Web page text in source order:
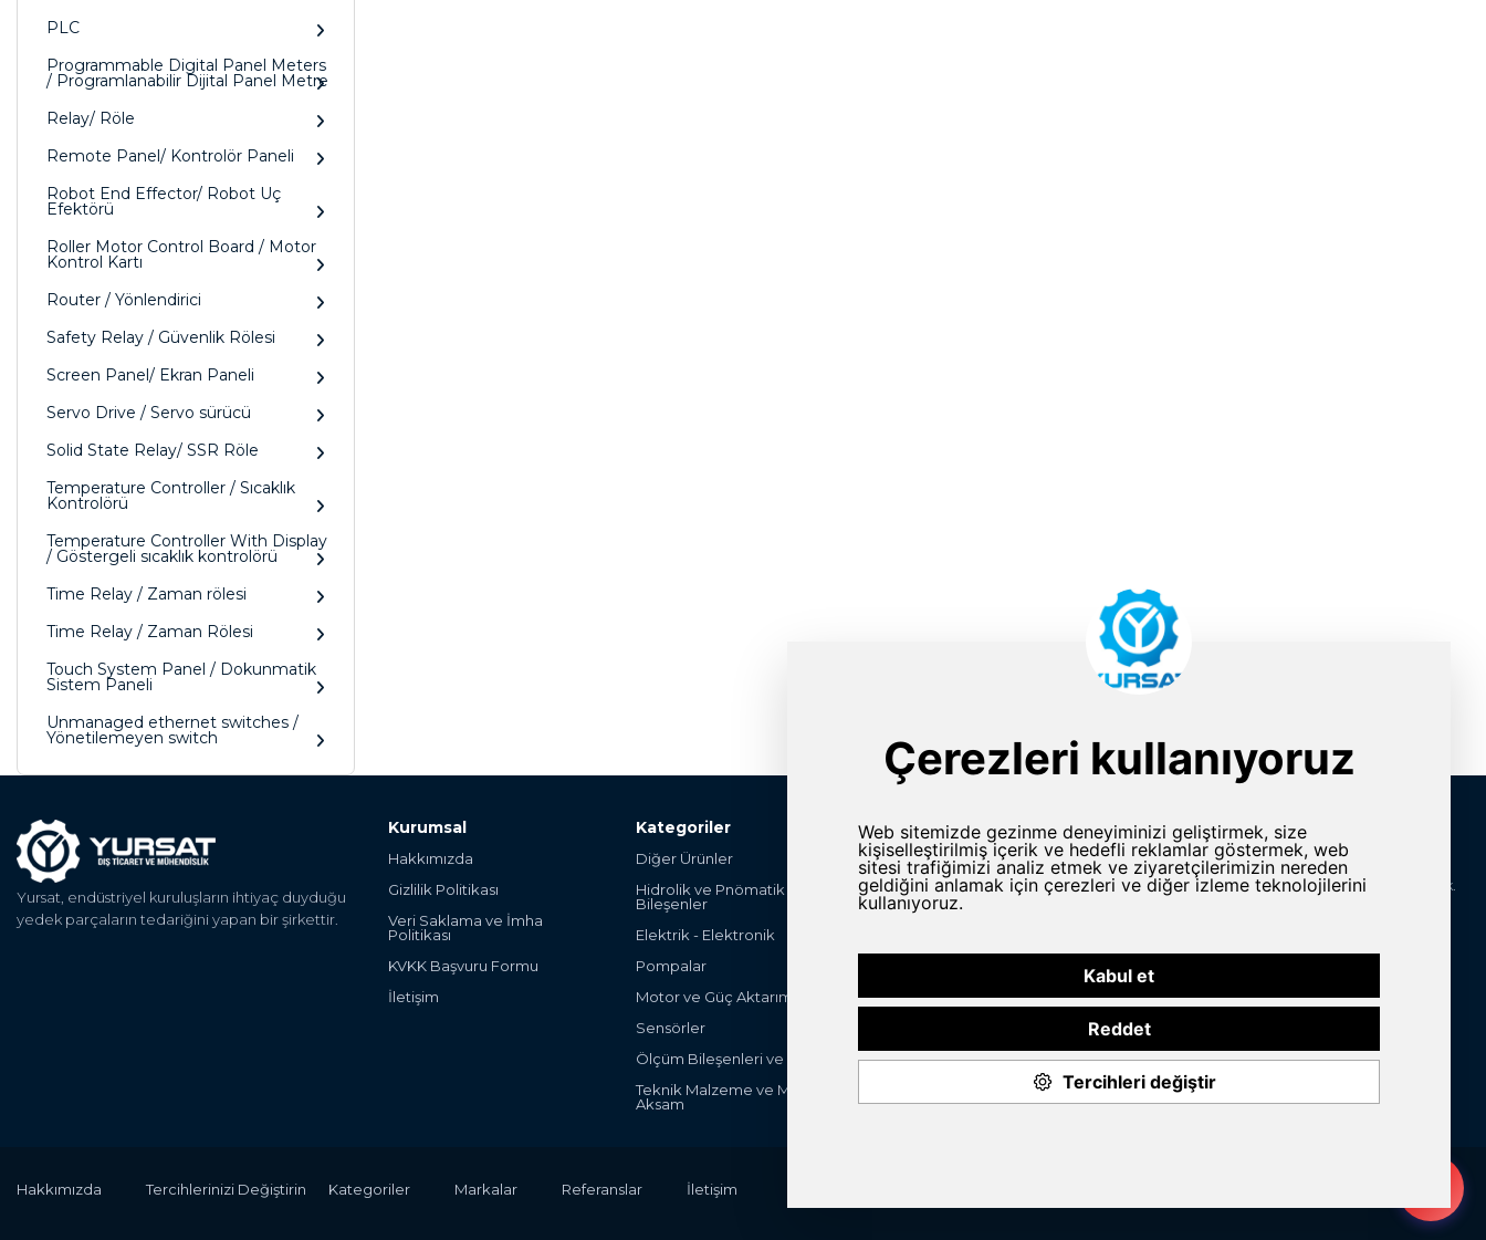
PLC
Programmable Digital Panel Meters
/ Programlanabilir Dijital Panel Metre
Relay/ Röle
Remote Panel/ Kontrolör Paneli
Robot End Effector/ Robot Uç
Efektörü
Roller Motor Control Board / Motor
Kontrol Kartı
Router / Yönlendirici
Safety Relay / Güvenlik Rölesi
Screen Panel/ Ekran Paneli
Servo Drive / Servo sürücü
Solid State Relay/ SSR Röle
Temperature Controller / Sıcaklık
Kontrolörü
Temperature Controller With Display
/ Göstergeli sıcaklık kontrolörü
Time Relay / Zaman rölesi
Time Relay / Zaman Rölesi
Touch System Panel / Dokunmatik
Sistem Paneli
Unmanaged ethernet switches /
Yönetilemeyen switch
Yursat, endüstriyel kuruluşların ihtiyaç duyduğu
yedek parçaların tedariğini yapan bir şirkettir.
Kurumsal
Hakkımızda
Gizlilik Politikası
Veri Saklama ve İmha
Politikası
KVKK Başvuru Formu
İletişim
Kategoriler
Diğer Ürünler
Hidrolik ve Pnömatik
Bileşenler
Elektrik - Elektronik
Pompalar
Motor ve Güç Aktarım Grubu
Sensörler
Ölçüm Bileşenleri ve Cihazları
Teknik Malzeme ve Mekanik
Aksam
Şalter ve Anahtarlar
Hırdavat
Filteleme ve Fan Grubu
İletişim Bilgileri
Adres
Yeni Karaman Mah. Sanayi Cad. 4. Kantar Sok.
+90 224 2400304
E-Posta
info@yursat.com.tr
Bizi Takip Edin
Hakkımızda Tercihlerinizi Değiştirin Kategoriler Markalar Referanslar İletişim